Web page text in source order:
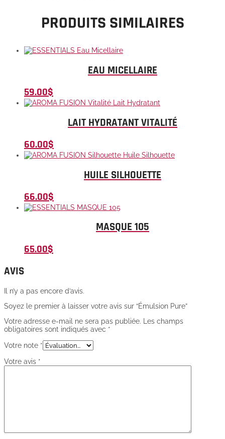
PRODUITS SIMILAIRES
EAU MICELLAIRE
59.00$
LAIT HYDRATANT VITALITÉ
60.00$
HUILE SILHOUETTE
66.00$
MASQUE 105
65.00$
AVIS
Il n’y a pas encore d’avis.
Soyez le premier à laisser votre avis sur “Émulsion Pure”
Votre adresse e-mail ne sera pas publiée.
Les champs
obligatoires sont indiqués avec *
Votre note *
Votre avis *